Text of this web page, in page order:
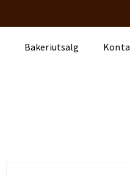
Bakeriutsalg